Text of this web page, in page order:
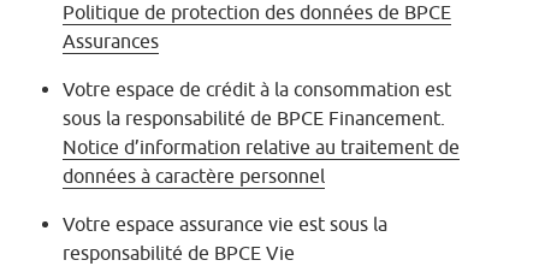
Politique de protection des données de BPCE
Assurances
Votre espace de crédit à la consommation est
sous la responsabilité de BPCE Financement.
Notice d’information relative au traitement de
données à caractère personnel
Votre espace assurance vie est sous la
responsabilité de BPCE Vie